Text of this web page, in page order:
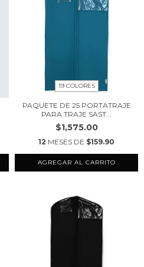
19 COLORES
PAQUETE DE 25 PORTATRAJE
PARA TRAJE SAST...
$1,575.00
12 MESES DE $159.90
AGREGAR AL CARRITO